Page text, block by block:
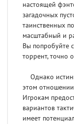
настоящей
загадочных
таинственных
масштабный и
Вы попробуйте
торрент, точно
Однако
этом
Игрокам
вариантов
имеет